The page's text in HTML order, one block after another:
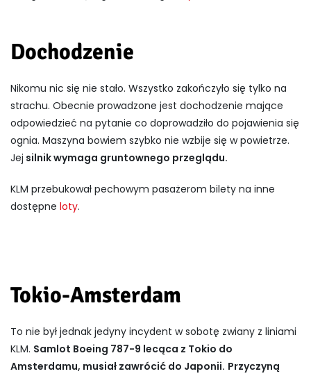
Dochodzenie
Nikomu nic się nie stało. Wszystko zakończyło się tylko na
strachu. Obecnie prowadzone jest dochodzenie mające
odpowiedzieć na pytanie co doprowadziło do pojawienia się
ognia. Maszyna bowiem szybko nie wzbije się w powietrze.
Jej silnik wymaga gruntownego przeglądu.
KLM przebukował pechowym pasażerom bilety na inne
dostępne loty.
Tokio-Amsterdam
To nie był jednak jedyny incydent w sobotę zwiany z liniami
KLM. Samlot Boeing 787-9 lecąca z Tokio do
Amsterdamu, musiał zawrócić do Japonii. Przyczyną